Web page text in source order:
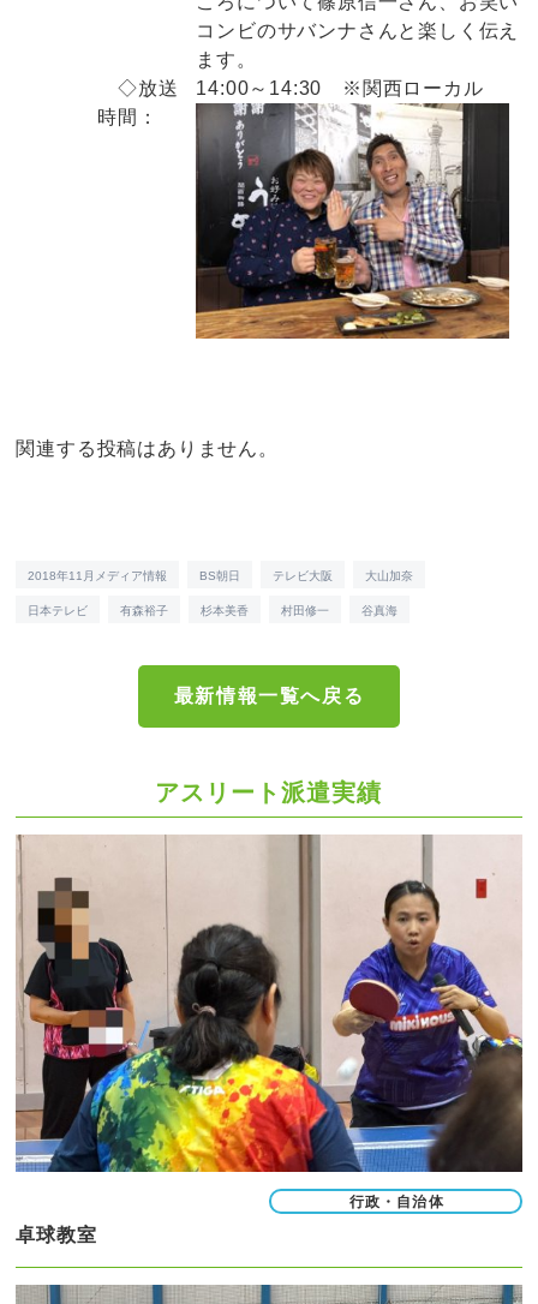
コンビのサバンナさんと楽しく伝え
ます。
◇放送
時間：
14:00～14:30 ※関西ローカル
関連する投稿はありません。
2018年11月メディア情報 BS朝日 テレビ大阪 大山加奈
日本テレビ 有森裕子 杉本美香 村田修一 谷真海
最新情報一覧へ戻る
アスリート派遣実績
行政・自治体
卓球教室